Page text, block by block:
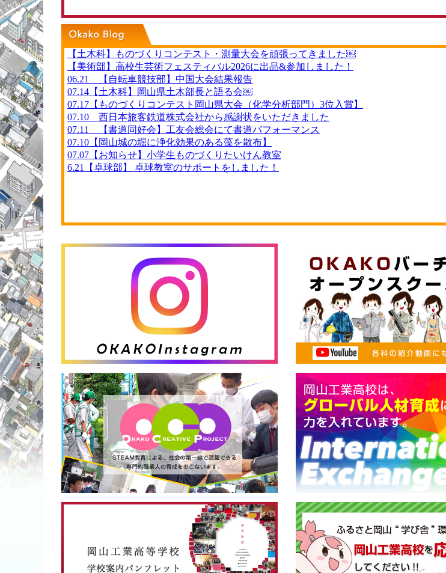
【土木科】ものづくりコンテスト・測量大会を頑張ってきました￼
【美術部】高校生芸術フェスティバル2026に出品&参加しました！
06.21 【自転車競技部】中国大会結果報告
07.14【土木科】岡山県土木部長と語る会￼
07.17【ものづくりコンテスト岡山県大会（化学分析部門）3位入賞】
07.10 西日本旅客鉄道株式会社から感謝状をいただきました
07.11 【書道同好会】工友会総会にて書道パフォーマンス
07.10【岡山城の堀に浄化効果のある藻を散布】
07.07【お知らせ】小学生ものづくりたいけん教室
6.21【卓球部】 卓球教室のサポートをしました！